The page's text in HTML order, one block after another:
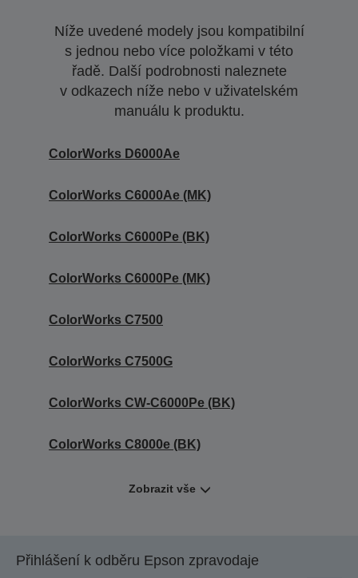
Níže uvedené modely jsou kompatibilní
s jednou nebo více položkami v této
řadě. Další podrobnosti naleznete
v odkazech níže nebo v uživatelském
manuálu k produktu.
ColorWorks D6000Ae
ColorWorks C6000Ae (MK)
ColorWorks C6000Pe (BK)
ColorWorks C6000Pe (MK)
ColorWorks C7500
ColorWorks C7500G
ColorWorks CW-C6000Pe (BK)
ColorWorks C8000e (BK)
Zobrazit vše
Přihlášení k odběru Epson zpravodaje